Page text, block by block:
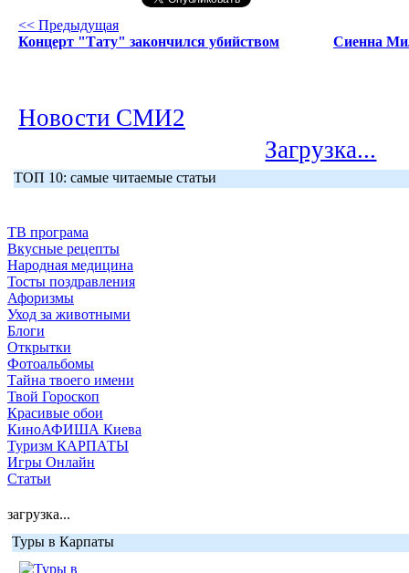
<< Предыдущая
Концерт "Тату" закончился убийством
Сиенна
Новости СМИ2
Загрузка...
ТОП 10: самые читаемые статьи
ТВ програма
Вкусные рецепты
Народная медицина
Тосты поздравления
Афоризмы
Уход за животными
Блоги
Открытки
Фотоальбомы
Тайна твоего имени
Твой Гороскоп
Красивые обои
КиноАФИША Киева
Туризм КАРПАТЫ
Игры Онлайн
Статьи
загрузка...
Туры в Карпаты